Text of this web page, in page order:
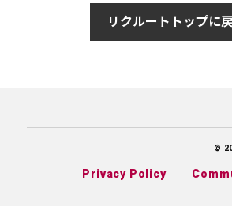
リクルートトップに
©
Privacy Policy